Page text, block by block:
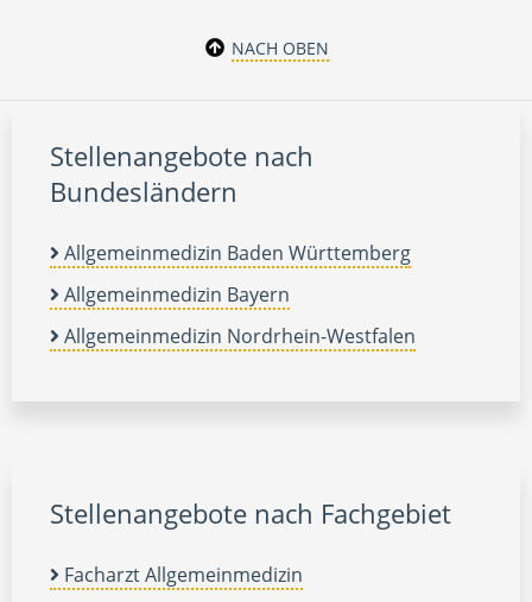
NACH OBEN
Stellenangebote nach
Bundesländern
Allgemeinmedizin Baden Württemberg
Allgemeinmedizin Bayern
Allgemeinmedizin Nordrhein-Westfalen
Stellenangebote nach Fachgebiet
Facharzt Allgemeinmedizin